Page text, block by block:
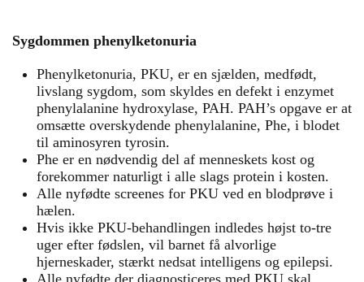
Sygdommen phenylketonuria
Phenylketonuria, PKU, er en sjælden, medfødt,
livslang sygdom, som skyldes en defekt i enzymet
phenylalanine hydroxylase, PAH. PAH’s opgave er at
omsætte overskydende phenylalanine, Phe, i blodet
til aminosyren tyrosin.
Phe er en nødvendig del af menneskets kost og
forekommer naturligt i alle slags protein i kosten.
Alle nyfødte screenes for PKU ved en blodprøve i
hælen.
Hvis ikke PKU-behandlingen indledes højst to-tre
uger efter fødslen, vil barnet få alvorlige
hjerneskader, stærkt nedsat intelligens og epilepsi.
Alle nyfødte der diagnosticeres med PKU skal